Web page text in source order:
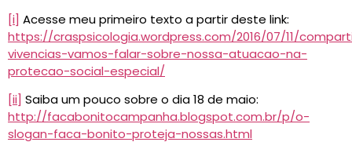
[i] Acesse meu primeiro texto a partir deste link:
https://craspsicologia.wordpress.com/2016/07/11/
vivencias-vamos-falar-sobre-nossa-atuacao-na-
protecao-social-especial/
[ii] Saiba um pouco sobre o dia 18 de maio:
http://facabonitocampanha.blogspot.com.br/p/o-
slogan-faca-bonito-proteja-nossas.html